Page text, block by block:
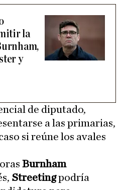
la
y
de diputado,
a las primarias,
si reúne los avales
Burnham
Streetingpodría